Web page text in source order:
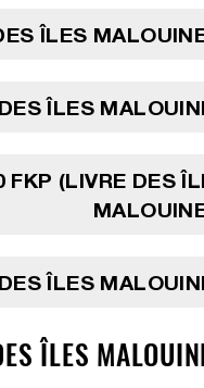
ÎLES
ÎLES
FKP (LIVRE DES
ÎLES
ÎLES